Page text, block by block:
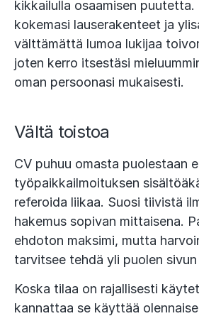
kikkailulla osaamisen puutetta.
kokemasi lauserakenteet ja
välttämättä lumoa lukijaa
joten kerro itsestäsi
oman persoonasi mukaisesti.
Vältä toistoa
CV puhuu omasta puolestaan
työpaikkailmoituksen
referoida liikaa. Suosi tiivistä
hakemus sopivan mittaisena.
ehdoton maksimi, mutta
tarvitsee tehdä yli puolen
Koska tilaa on rajallisesti
kannattaa se käyttää